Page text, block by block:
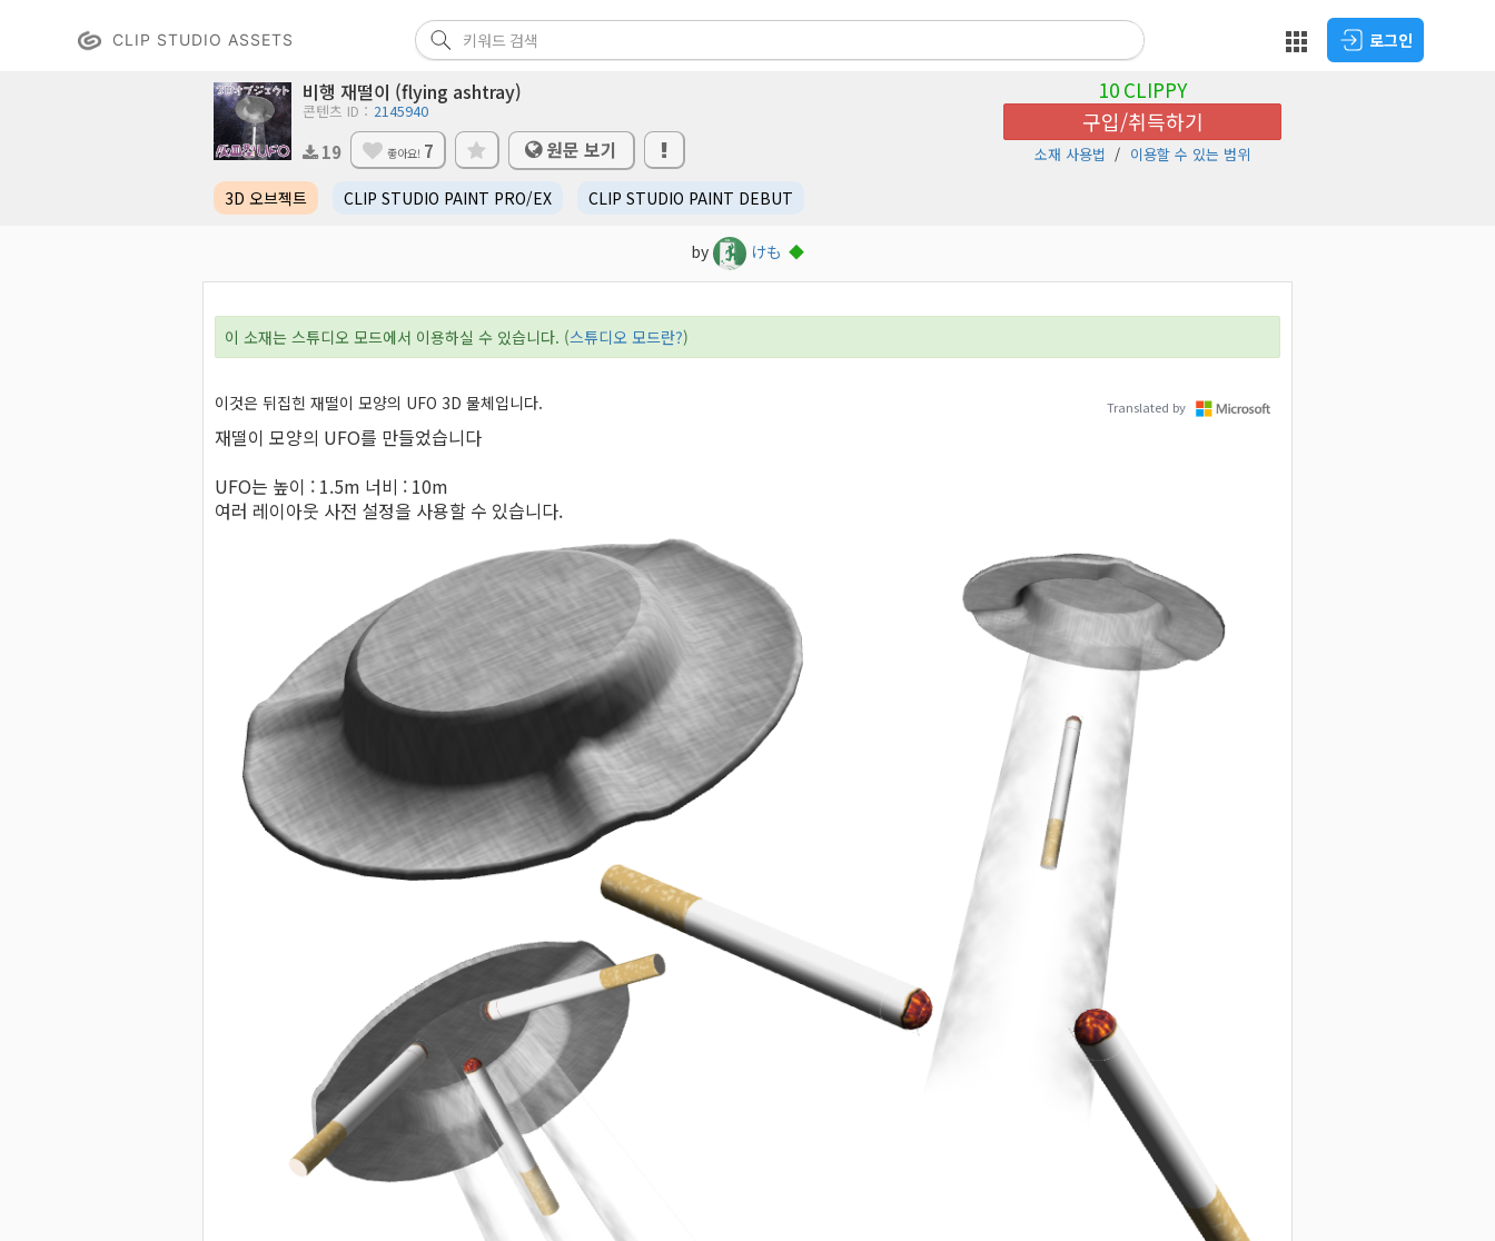
CLIP STUDIO ASSETS 로그인
비행 재떨이 (flying ashtray)
콘텐츠 ID： 2145940
19 좋아요! 7 원문 보기
10 CLIPPY
구입/취득하기
소재 사용법 이용할 수 있는 범위
3D 오브젝트 CLIP STUDIO PAINT PRO/EX CLIP STUDIO PAINT DEBUT
by けも ◆
이 소재는 스튜디오 모드에서 이용하실 수 있습니다. (스튜디오 모드란?)
Translated by
이것은 뒤집힌 재떨이 모양의 UFO 3D 물체입니다.
재떨이 모양의 UFO를 만들었습니다
UFO는 높이 : 1.5m 너비 : 10m
여러 레이아웃 사전 설정을 사용할 수 있습니다.